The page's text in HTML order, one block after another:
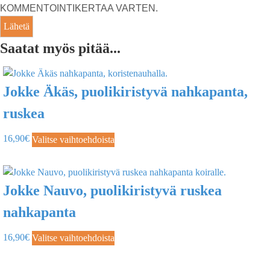
KOMMENTOINTIKERTAA VARTEN.
Saatat myös pitää...
Jokke Äkäs, puolikiristyvä nahkapanta,
ruskea
16,90€ Valitse vaihtoehdoista
Jokke Nauvo, puolikiristyvä ruskea
nahkapanta
16,90€ Valitse vaihtoehdoista